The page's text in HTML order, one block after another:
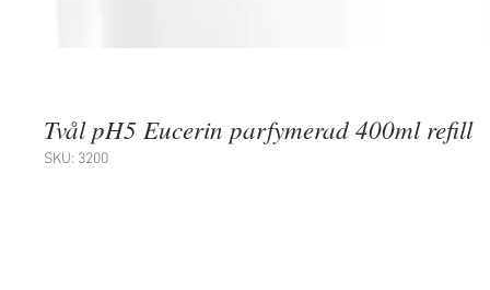
Tvål pH5 Eucerin parfymerad 400ml refill
SKU: 3200